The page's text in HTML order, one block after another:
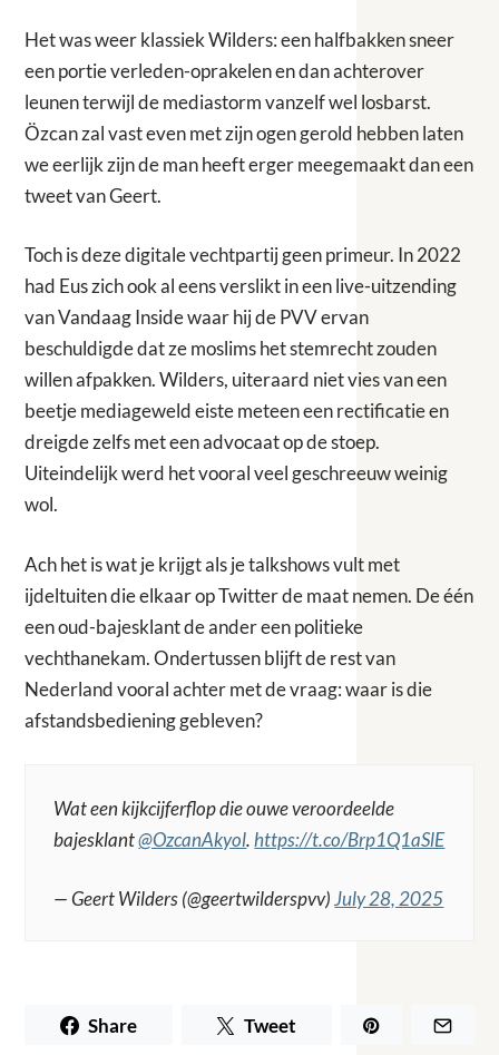
Het was weer klassiek Wilders: een halfbakken sneer
een portie verleden-oprakelen en dan achterover
leunen terwijl de mediastorm vanzelf wel losbarst.
Özcan zal vast even met zijn ogen gerold hebben laten
we eerlijk zijn de man heeft erger meegemaakt dan een
tweet van Geert.
Toch is deze digitale vechtpartij geen primeur. In 2022
had Eus zich ook al eens verslikt in een live-uitzending
van Vandaag Inside waar hij de PVV ervan
beschuldigde dat ze moslims het stemrecht zouden
willen afpakken. Wilders, uiteraard niet vies van een
beetje mediageweld eiste meteen een rectificatie en
dreigde zelfs met een advocaat op de stoep.
Uiteindelijk werd het vooral veel geschreeuw weinig
wol.
Ach het is wat je krijgt als je talkshows vult met
ijdeltuiten die elkaar op Twitter de maat nemen. De één
een oud-bajesklant de ander een politieke
vechthanekam. Ondertussen blijft de rest van
Nederland vooral achter met de vraag: waar is die
afstandsbediening gebleven?
Wat een kijkcijferflop die ouwe veroordeelde
bajesklant@OzcanAkyol.https://t.co/Brp1Q1aSlE
— Geert Wilders (@geertwilderspvv)July 28, 2025
Share Tweet